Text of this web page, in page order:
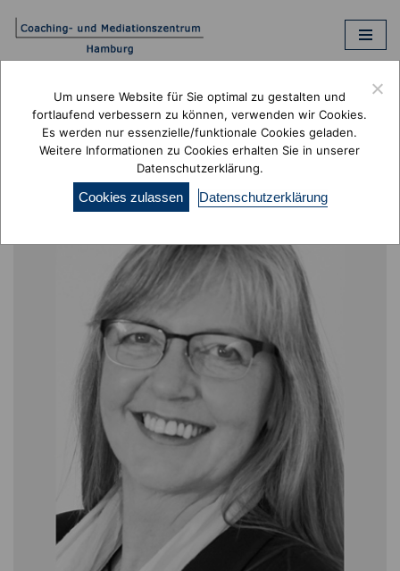
springen
Karen Bestmann
Um unsere Website für Sie optimal zu gestalten und
fortlaufend verbessern zu können, verwenden wir Cookies.
Es werden nur essenzielle/funktionale Cookies geladen.
Weitere Informationen zu Cookies erhalten Sie in unserer
Datenschutzerklärung.
Cookies zulassen Datenschutzerklärung